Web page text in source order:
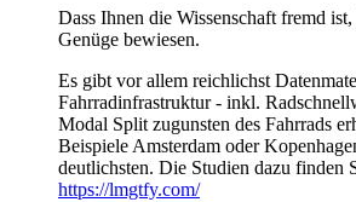
Dass Ihnen die Wissenschaft fremd
Genüge bewiesen.
Es gibt vor allem reichlichst
Fahrradinfrastruktur - inkl.
Modal Split zugunsten des Fahrrads
Beispiele Amsterdam oder
deutlichsten. Die Studien dazu finden
https://lmgtfy.com/